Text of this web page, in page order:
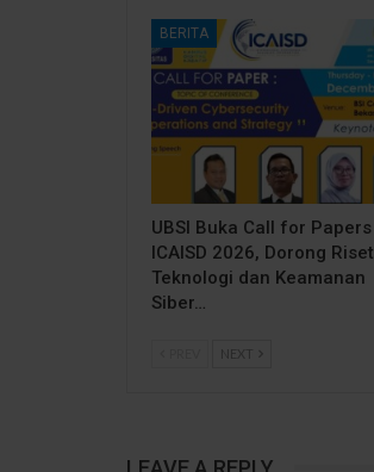
BERITA
UBSI Buka Call for Papers
ICAISD 2026, Dorong Riset
Teknologi dan Keamanan
Siber…
NEXT